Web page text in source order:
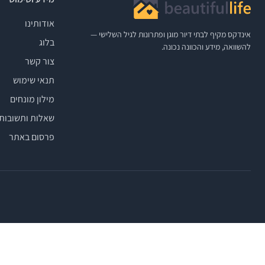
אינדקס מקיף לבתי דיור מוגן ופתרונות לגיל השלישי —
להשוואה, מידע והכוונה נכונה.
אודותינו
בלוג
צור קשר
תנאי שימוש
מילון מונחים
שאלות
פרסום באתר